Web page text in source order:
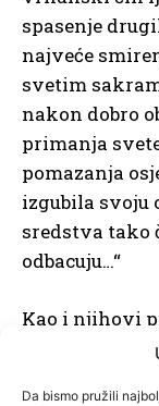
Da bismo pružili
spasenje
najveće
svetim
nakon dobro
primanja
pomazanja
izgubila svoju
sredstva tako
odbacuju…“
Kao i njihovi
Bozanić i